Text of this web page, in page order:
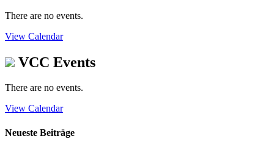
There are no events.
View Calendar
VCC Events
There are no events.
View Calendar
Neueste Beiträge